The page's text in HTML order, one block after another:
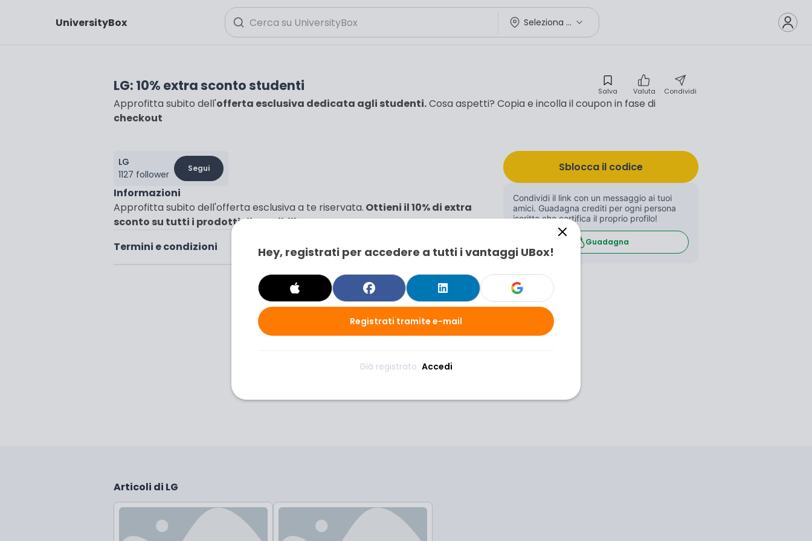
UniversityBox Seleziona città
LG: 10% extra sconto studenti Salva Valuta Condividi
Approfitta subito dell'offerta esclusiva dedicata agli studenti.Cosa aspetti? Copia e incolla il coupon in fase di
checkout
LG
1127 follower
Segui
Informazioni
Approfitta subito dell'offerta esclusiva a te riservata. Ottieni il 10% di extra
sconto su tutti i prodotti disponibili.
Termini e condizioni
Sblocca il codice
Condividi il link con un messaggio ai tuoi
amici. Guadagna crediti per ogni persona
iscritta che certifica il proprio profilo!
Guadagna
Articoli di LG
Hey, registrati per accedere a tutti i vantaggi UBox!
Registrati tramite e-mail
Già registrato Accedi